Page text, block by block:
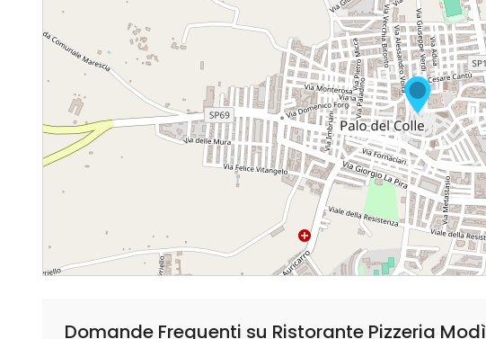
Domande Frequenti su Ristorante Pizzeria Modì